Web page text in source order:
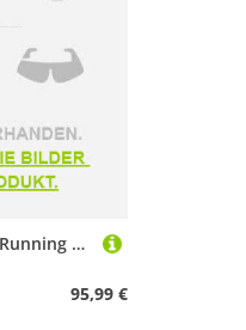
Nnormal Tomir Trail Running Shoes Grau EU 45 1/3 Mann
95,99 €